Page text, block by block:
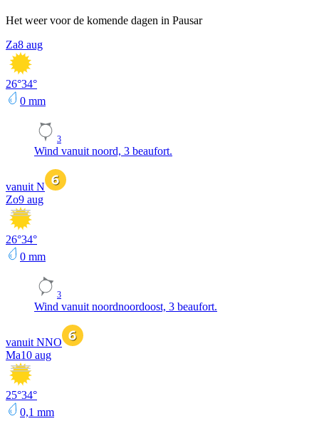
Het weer voor de komende dagen in Pausar
Za8 aug
26°34°
0 mm
3
Wind vanuit noord, 3 beaufort.
vanuit N
Zo9 aug
26°34°
0 mm
3
Wind vanuit noordnoordoost, 3 beaufort.
vanuit NNO
Ma10 aug
25°34°
0,1 mm